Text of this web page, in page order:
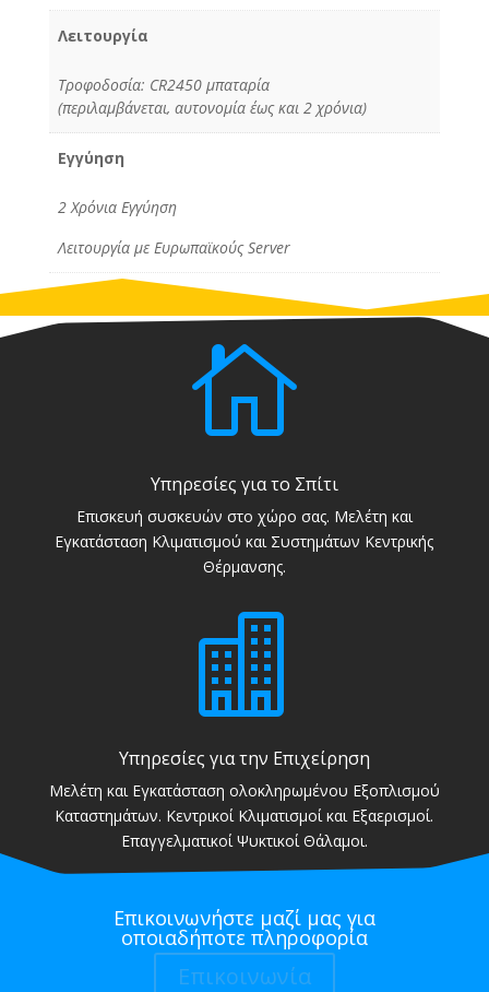
Λειτουργία
Τροφοδοσία: CR2450 μπαταρία
(περιλαμβάνεται, αυτονομία έως και 2 χρόνια)
Εγγύηση
2 Χρόνια Εγγύηση
Λειτουργία με Ευρωπαϊκούς Server

Υπηρεσίες για το Σπίτι
Επισκευή συσκευών στο χώρο σας. Μελέτη και
Εγκατάσταση Κλιματισμού και Συστημάτων Κεντρικής
Θέρμανσης.

Υπηρεσίες για την Επιχείρηση
Μελέτη και Εγκατάσταση ολοκληρωμένου Εξοπλισμού
Καταστημάτων. Κεντρικοί Κλιματισμοί και Εξαερισμοί.
Επαγγελματικοί Ψυκτικοί Θάλαμοι.
Επικοινωνήστε μαζί μας για
οποιαδήποτε πληροφορία
Επικοινωνία